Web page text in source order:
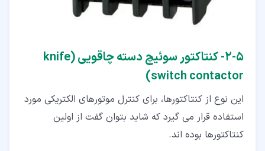
۵‏-‏۲‏- کنتاکتور سوئیچ دسته چاقویی (knife
switch contactor)
این نوع از کنتاکتورها، برای کنترل موتورهای الکتریکی مورد
استفاده قرار می گیرد که شاید بتوان گفت از اولین
کنتاکتورها بوده اند.